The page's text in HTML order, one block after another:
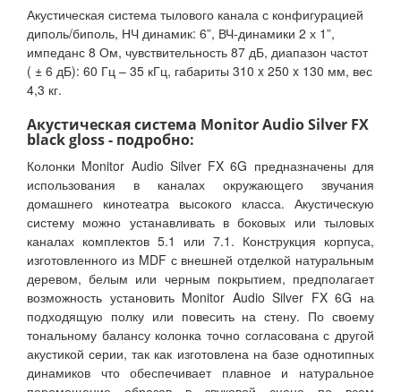
Акустическая система тылового канала с конфигурацией
диполь/биполь, НЧ динамик: 6”, ВЧ-динамики 2 х 1”,
импеданс 8 Ом, чувствительность 87 дБ, диапазон частот
( ± 6 дБ): 60 Гц – 35 кГц, габариты 310 x 250 x 130 мм, вес
4,3 кг.
Акустическая система Monitor Audio Silver FX
black gloss - подробно:
Колонки Monitor Audio Silver FX 6G предназначены для
использования в каналах окружающего звучания
домашнего кинотеатра высокого класса. Акустическую
систему можно устанавливать в боковых или тыловых
каналах комплектов 5.1 или 7.1. Конструкция корпуса,
изготовленного из MDF с внешней отделкой натуральным
деревом, белым или черным покрытием, предполагает
возможность установить Monitor Audio Silver FX 6G на
подходящую полку или повесить на стену. По своему
тональному балансу колонка точно согласована с другой
акустикой серии, так как изготовлена на базе однотипных
динамиков что обеспечивает плавное и натуральное